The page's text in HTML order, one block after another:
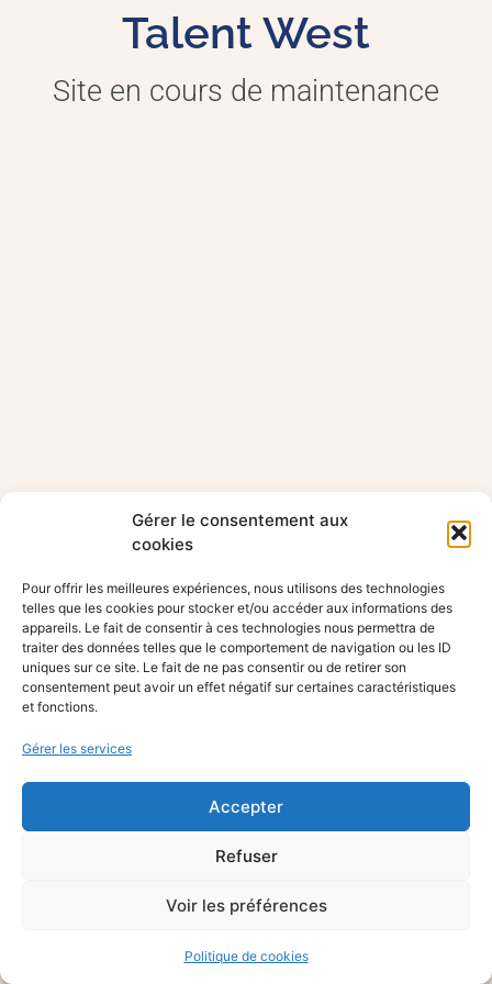
Gérer le consentement aux
cookies
Pour offrir les meilleures expériences, nous utilisons des technologies
telles que les cookies pour stocker et/ou accéder aux informations des
appareils. Le fait de consentir à ces technologies nous permettra de
traiter des données telles que le comportement de navigation ou les ID
uniques sur ce site. Le fait de ne pas consentir ou de retirer son
consentement peut avoir un effet négatif sur certaines caractéristiques
et fonctions.
Gérer les services
Accepter
Refuser
Voir les préférences
Politique de cookies
Talent West
Site en cours de maintenance